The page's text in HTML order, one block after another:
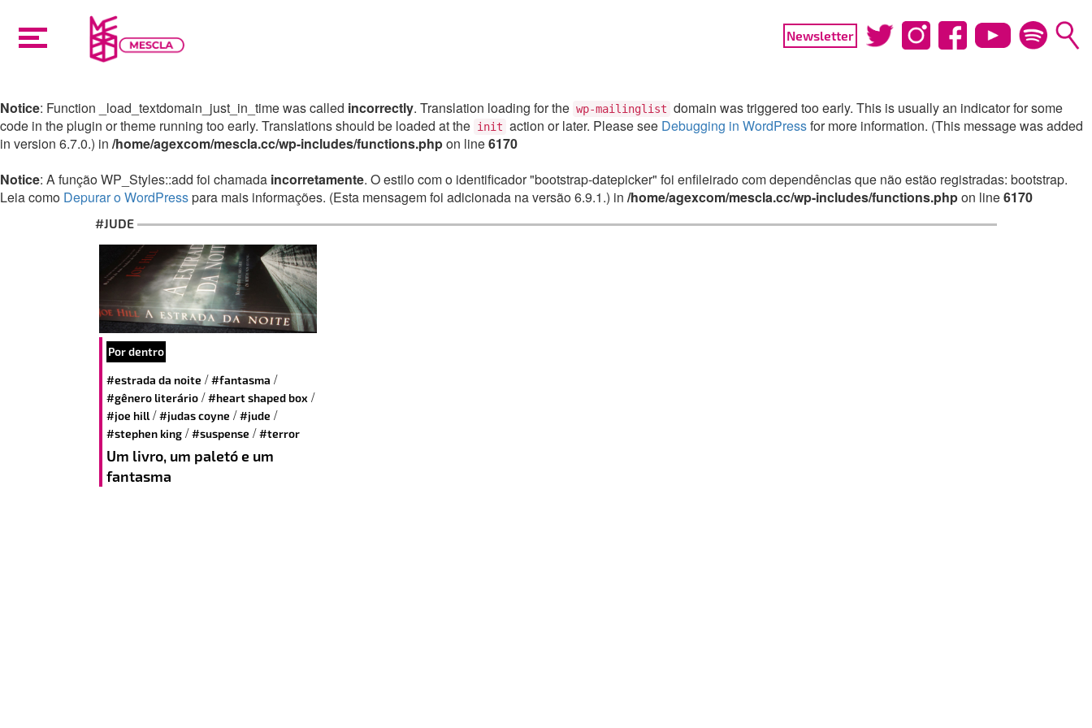
Notice: Function _load_textdomain_just_in_time was called incorrectly. Translation loading for the wp-mailinglist domain was triggered too early. This is usually an indicator for some
code in the plugin or theme running too early. Translations should be loaded at the init action or later. Please see Debugging in WordPressfor more information. (This message was added
in version 6.7.0.) in /home/agexcom/mescla.cc/wp-includes/functions.phpon line6170
Notice: A função WP_Styles::add foi chamada incorretamente. O estilo com o identificador "bootstrap-datepicker" foi enfileirado com dependências que não estão registradas: bootstrap.
Leia como Depurar o WordPresspara mais informações. (Esta mensagem foi adicionada na versão 6.9.1.) in /home/agexcom/mescla.cc/wp-includes/functions.phpon line6170
Newsletter
#JUDE
Por dentro
#estrada da noite /#fantasma /
#gênero literário /#heart shaped box /
#joe hill/#judas coyne /#jude /
#stephen king /#suspense /#terror
Um livro, um paletó e um
fantasma